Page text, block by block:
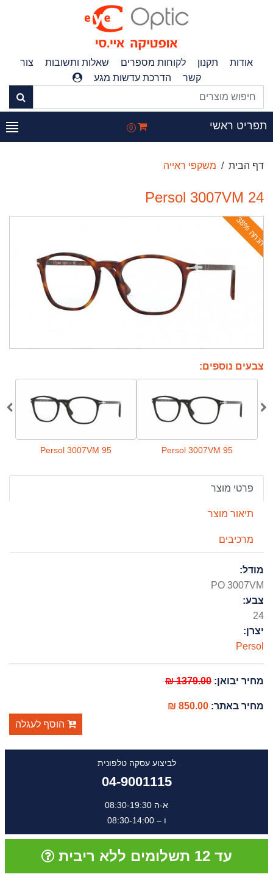
אודות תקנון לקוחות מספרים שאלות ותשובות
צור
קשר
הדרכת עדשות מגע
ראשי 0
דף הבית משקפי ראייה
Persol 3007VM 24
ה
נ
ח
ה
3
8
צבעים נוספים:
Persol 3007VM 95
Persol 3007VM 95
פרטי מוצר
תיאור מוצר
מרכיבים
מודל:
PO 3007VM
צבע:
24
יצרן:
Persol
מחיר יבואן:1379.00 ₪
מחיר באתר:850.00 ₪
הוסף לעגלה
לביצוע עסקה טלפונית
04-9001115
א-ה 08:30-19:30
ו – 08:30-14:00
עד 12 תשלומים ללא ריבית